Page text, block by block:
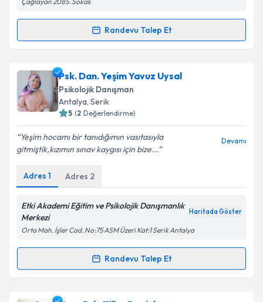
Metni'ni okudum ve kişisel verilerimin belirtilen
kapsamda işlenmesini kabul ediyorum.
Randevu Talep Et
Randevu Takvimi Talebi
Klinik Psikolog Gonca Güliçin randevu takvimi
talebi oluşturun. Size bu uzmandan randevu almanız
için bir takvim hazırlandığında e-posta ile
bilgilendireceğiz.
E-posta Adresiniz
Kişisel verilerimin işlenmesine ilişkinAydınlatma
Metni'ni okudum ve kişisel verilerimin belirtilen
kapsamda işlenmesini kabul ediyorum.
Takvim Talebini Gönder
Psk. Dan. Yeşim Yavuz Uysal
Psikolojik Danışman
Antalya, Serik
5 (2 Değerlendirme)
Yeşim hocamı bir tanıdığımın vasıtasıyla
gitmiştik,kızımın sınav kaygısı için bize...
Devamı
Adres 1 Adres 2
Etki Akademi Eğitim ve Psikolojik Danışmanlık
Merkezi
Haritada Göster
Orta Mah. İşler Cad. No:75 ASM Üzeri Kat:1 Serik Antalya
Randevu Talep Et
Randevu Takvimi Talebi